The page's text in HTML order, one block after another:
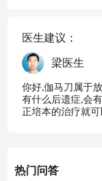
医生建议：
梁医生
你好,伽马刀属于
有什么后遗症,会
正培本的治疗就可
热门问答